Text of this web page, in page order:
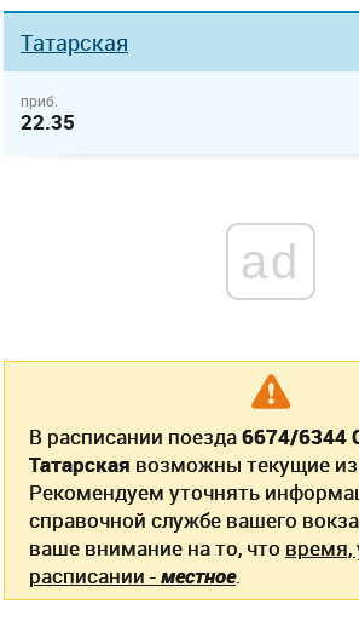
Татарская
приб.
22.35
ad
В расписании поезда6674/6344
Татарская возможны текущие
Рекомендуем уточнять
справочной службе вашего
ваше внимание на то, что время,
расписании -местное.